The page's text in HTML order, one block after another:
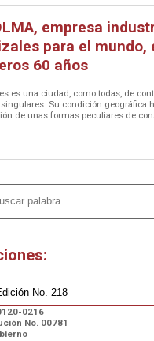
empresa
para el mundo,
60 años
es una ciudad, como todas, de
Su condición geográfica
de unas formas peculiares de
0216
No. 00781